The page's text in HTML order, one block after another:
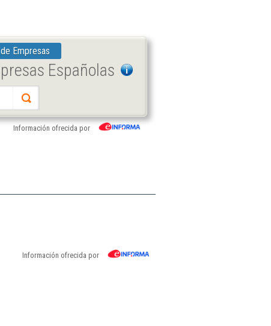
Empresas
Españolas
Información ofrecida por
Información ofrecida por